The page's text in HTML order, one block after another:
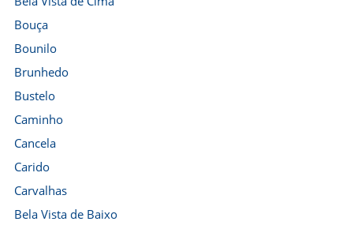
Bouça
Bounilo
Brunhedo
Bustelo
Caminho
Cancela
Carido
Carvalhas
Bela Vista de Baixo